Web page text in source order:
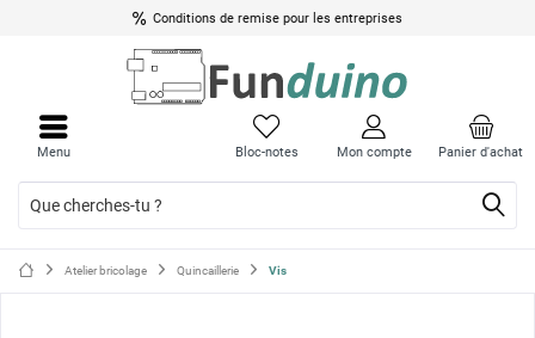
Conditions de remise pour les entreprises
Panier d'achat
Bloc-notes Mon compte
Menu
Atelier bricolage Quincaillerie Vis
le
menu
le
menu